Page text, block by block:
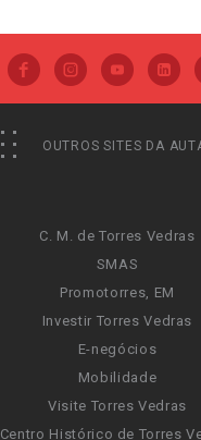
OUTROS SITES DA
C. M. de Torres Vedras
SMAS
Promotorres, EM
Investir Torres Vedras
E-negócios
Mobilidade
Visite Torres Vedras
Centro Histórico de Torres